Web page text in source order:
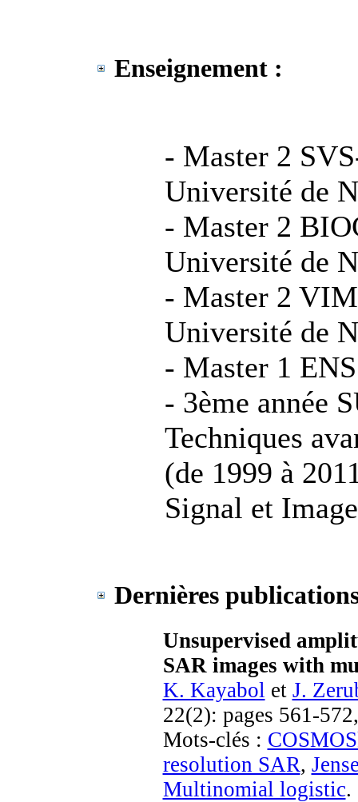
Enseignement :
- Master 2
Université de
- Master 2
Université de
- Master 2
Université de
- Master 1
- 3ème année
Techniques
(de 1999 à
Signal et
Dernières
Unsupervised
SAR images with
K. Kayabol et J.
22(2): pages 561-
Mots-clés :
resolution SAR,
Multinomial logistic.